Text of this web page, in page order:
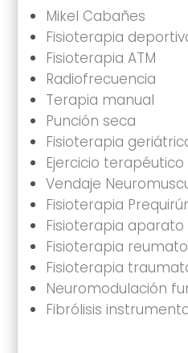
Mikel Cabañes
Fisioterapia
Fisioterapia ATM
Radiofrecuencia
Terapia manual
Punción seca
Fisioterapia
Ejercicio terapéutico
Vendaje
Fisioterapia
Fisioterapia
Fisioterapia
Fisioterapia
Neuromodulación
Fibrólisis